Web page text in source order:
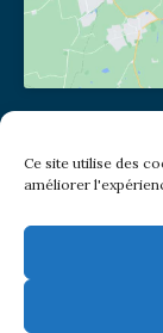
Ce site utilise des
améliorer
(pas de
2 place Jules
Metro: Jules
Bus : Mairie du
Newsletter